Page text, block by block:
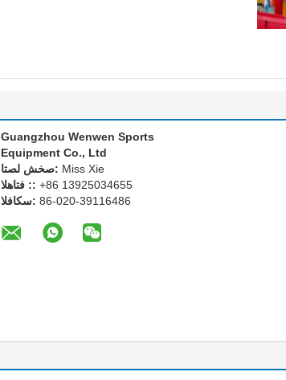
Guangzhou Wenwen Sports
Equipment Co., Ltd
اتصل شخص: Miss Xie
الهاتف :: +86 13925034655
الفاكس: 86-020-39116486